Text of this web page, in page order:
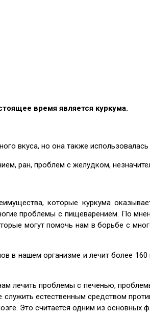
время является куркума.
вкуса, но она также
ран, проблем с желудком,
которые куркума
проблемы с пищеварением. По
могут помочь нам в борьбе с
в нашем организме и лечит более
лечить проблемы с печенью,
естественным средством
Это считается одним из основных